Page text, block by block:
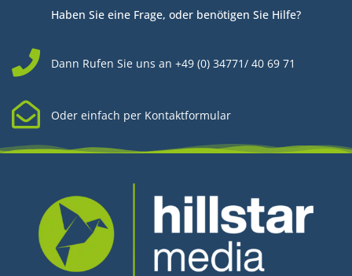
Haben Sie eine Frage, oder benötigen Sie Hilfe?
Dann Rufen Sie uns an +49 (0) 34771/ 40 69 71
Oder einfach per Kontaktformular